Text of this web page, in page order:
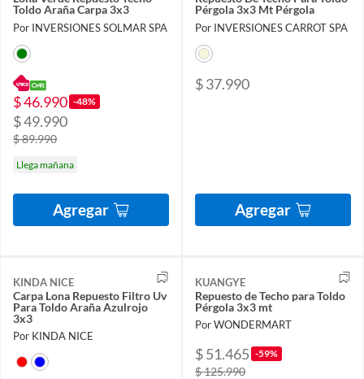
Toldo Araña Carpa 3x3
Por INVERSIONES SOLMAR SPA
$ 46.990 -48%
$ 49.990
$ 89.990
Llega mañana
Agregar
Pérgola 3x3 Mt Pérgola
Por INVERSIONES CARROT SPA
$ 37.990
Agregar
KINDA NICE
Carpa Lona Repuesto Filtro Uv
Para Toldo Araña Azulrojo
3x3
Por KINDA NICE
KUANGYE
Repuesto de Techo para Toldo
Pérgola 3x3 mt
Por WONDERMART
$ 51.465 -59%
$ 125.990